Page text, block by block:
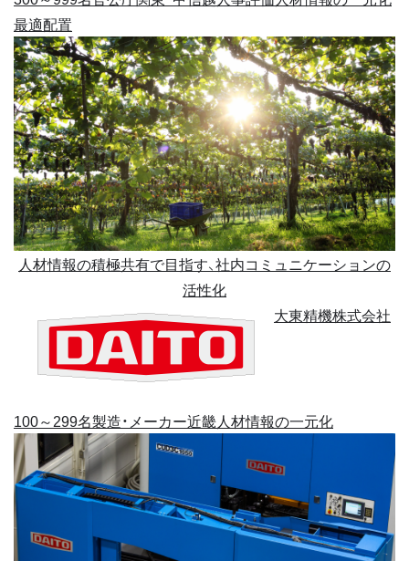
最適配置
人材情報の積極共有で目指す、社内コミュニケーションの
活性化
大東精機株式会社
100～299名製造・メーカー近畿人材情報の一元化